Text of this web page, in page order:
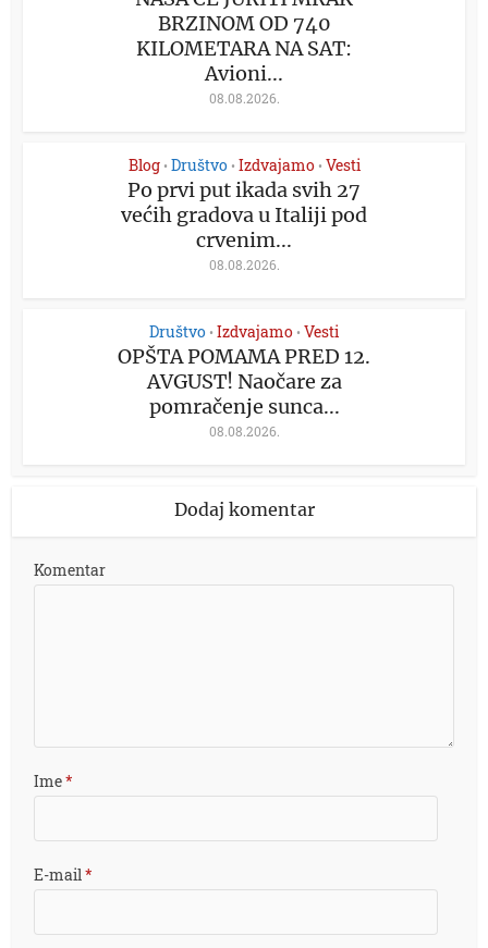
BRZINOM OD 740
KILOMETARA NA SAT:
Avioni...
08.08.2026.
Blog • Društvo • Izdvajamo • Vesti
Po prvi put ikada svih 27
većih gradova u Italiji pod
crvenim...
08.08.2026.
Društvo • Izdvajamo • Vesti
OPŠTA POMAMA PRED 12.
AVGUST! Naočare za
pomračenje sunca...
08.08.2026.
Dodaj komentar
Komentar
Ime*
E-mail*